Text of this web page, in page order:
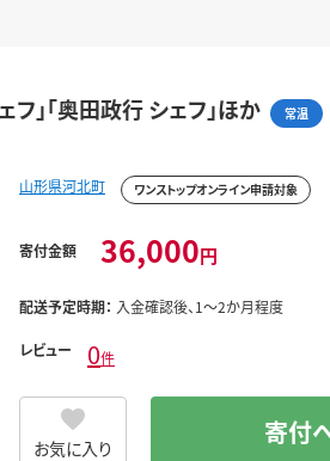
」「奥田政行 シェフ」ほか 常温
山形県河北町 ワンストップオンライン申請対象
寄付金額 36,000円
配送予定時期： 入金確認後、1～2か月程度
レビュー 0件
お気に入り 寄付